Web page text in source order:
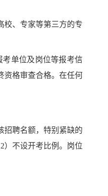
校、专家等第三方的专
单位及岗位等报考信
资格审查合格。在任何
招聘名额，特别紧缺的
） 不设开考比例。 岗位